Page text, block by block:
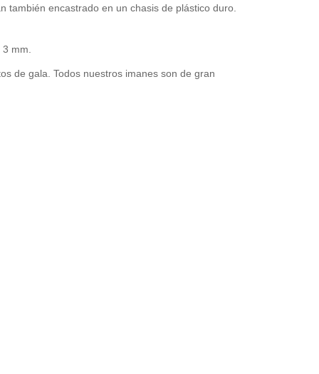
también encastrado en un chasis de plástico duro.
3 mm.
de gala. Todos nuestros imanes son de gran